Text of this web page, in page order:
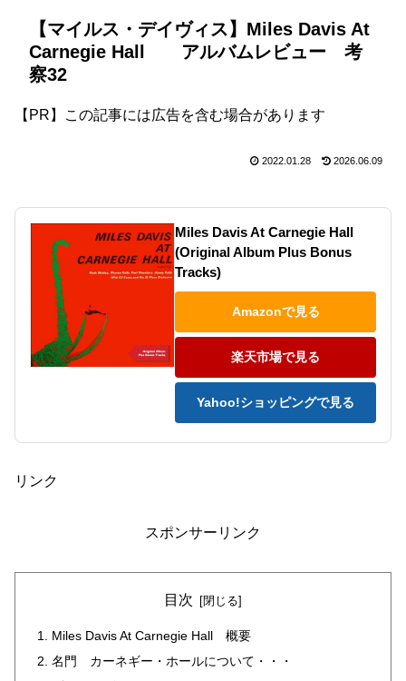
【マイルス・デイヴィス】Miles Davis At
Carnegie Hall アルバムレビュー 考
察32
【PR】この記事には広告を含む場合があります
2022.01.28 2026.06.09
Miles Davis At Carnegie Hall
(Original Album Plus Bonus
Tracks)
Amazonで見る
楽天市場で見る
Yahoo!ショッピングで見る
リンク
スポンサーリンク
目次
Miles Davis At Carnegie Hall 概要
名門 カーネギー・ホールについて・・・